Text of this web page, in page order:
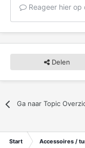
Reageer hier
Delen
Ga naar Topic
Start Accessoires /